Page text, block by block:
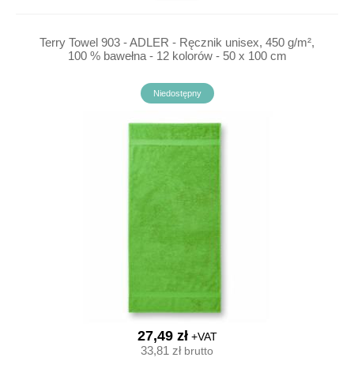
Terry Towel 903 - ADLER - Ręcznik unisex, 450 g/m²,
100 % bawełna - 12 kolorów - 50 x 100 cm
Niedostępny
27,49 zł+VAT
33,81 złbrutto